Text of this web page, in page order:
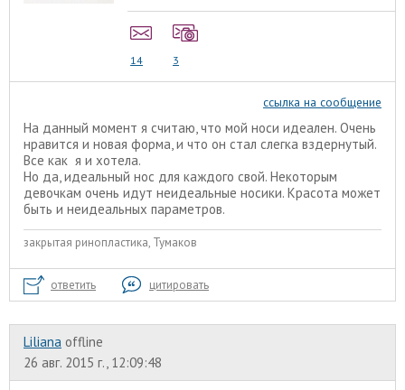
14 3
ссылка на сообщение
На данный момент я считаю, что мой носи идеален. Очень
нравится и новая форма, и что он стал слегка вздернутый.
Все как я и хотела.
Но да, идеальный нос для каждого свой. Некоторым
девочкам очень идут неидеальные носики. Красота может
быть и неидеальных параметров.
закрытая ринопластика, Тумаков
ответить цитировать
Liliana offline
26 авг. 2015 г., 12:09:48